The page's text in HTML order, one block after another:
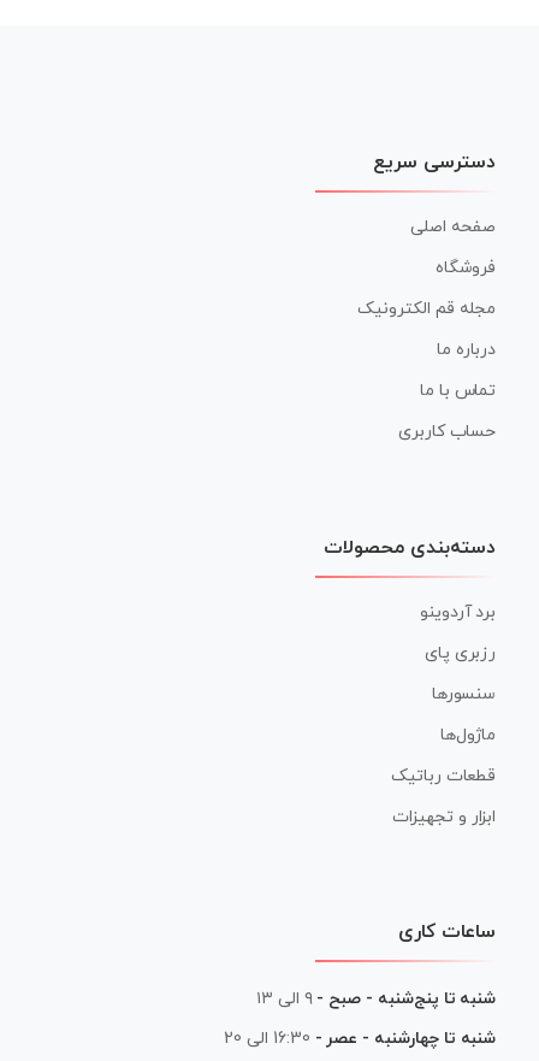
دسترسی سریع
صفحه اصلی
فروشگاه
مجله قم الکترونیک
درباره ما
تماس با ما
حساب کاربری
دسته‌بندی محصولات
برد آردوینو
رزبری پای
سنسورها
ماژول‌ها
قطعات رباتیک
ابزار و تجهیزات
ساعات کاری
شنبه تا پنج‌شنبه - صبح - ۹ الی ۱۳
شنبه تا چهارشنبه - عصر - 16:30 الی 20